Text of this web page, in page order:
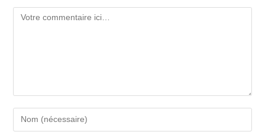
Comment
Enter
your